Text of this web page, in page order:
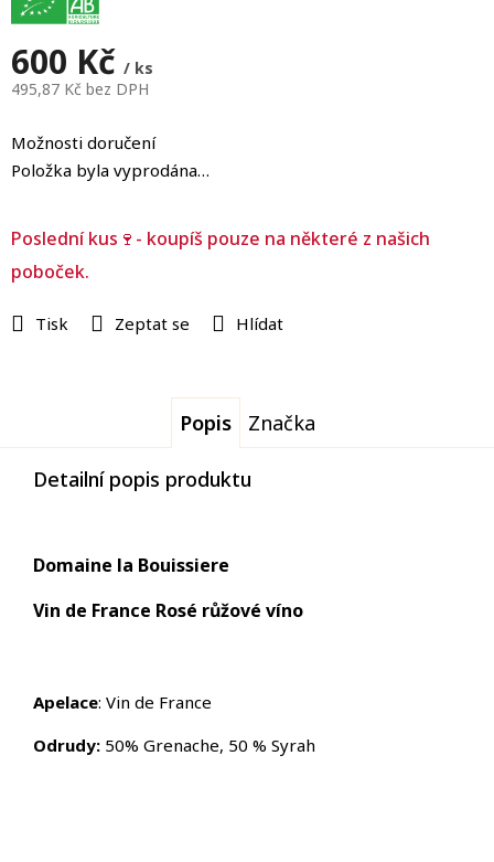
600 Kč / ks
495,87 Kč bez DPH
cena:
Poslední kus🍷- koupíš pouze na některé z našich
poboček.
Možnosti doručení
Položka byla vyprodána…
Tisk Zeptat se Hlídat
Popis Značka
Detailní popis produktu
Domaine la Bouissiere
Vin de France Rosé růžové víno
Apelace: Vin de France
Odrudy: 50% Grenache, 50 % Syrah